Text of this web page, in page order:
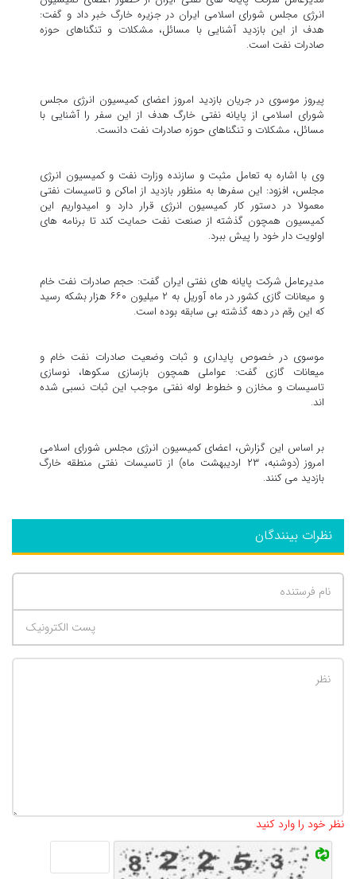
انرژی مجلس شورای اسلامی ایران در جزیره خارگ خبر داد و گفت:
هدف از این بازدید آشنایی با مسائل، مشکلات و تنگناهای حوزه
صادرات نفت است.
پیروز موسوی در جریان بازدید امروز اعضای کمیسیون انرژی مجلس
شورای اسلامی از پایانه نفتی خارگ هدف از این سفر را آشنایی با
مسائل، ‌مشکلات و تنگناهای حوزه صادرات نفت دانست.
وی‌ با اشاره به تعامل مثبت و سازنده وزارت نفت و کمیسیون انرژی
مجلس، افزود: این سفرها به منظور بازدید از اماکن و تاسیسات نفتی
معمولا در دستور کار کمیسیون انرژی قرار دارد و امیدواریم این
کمیسیون همچون گذشته از صنعت نفت حمایت کند تا برنامه های
اولویت دار خود را پیش ببرد.
مدیرعامل شرکت پایانه های نفتی ایران گفت: حجم صادرات نفت خام
و میعانات گازی کشور در ماه آوریل به ۲ میلیون ۶۶۰ هزار بشکه رسید
که این رقم در دهه گذشته بی سابقه بوده است.
موسوی در خصوص پایداری و ثبات وضعیت صادرات نفت خام و
میعانات گازی گفت: عواملی همچون بازسازی سکوها، نوسازی
تاسیسات و مخازن و خطوط لوله نفتی موجب این ثبات نسبی شده
اند.
بر اساس این گزارش، اعضای کمیسیون انرژی مجلس شورای اسلامی
امروز (دوشنبه، ۲۳ اردیبهشت ماه) از تاسیسات نفتی منطقه خارگ
بازدید می کنند.
نظرات بینندگان
نظر خود را وارد کنید